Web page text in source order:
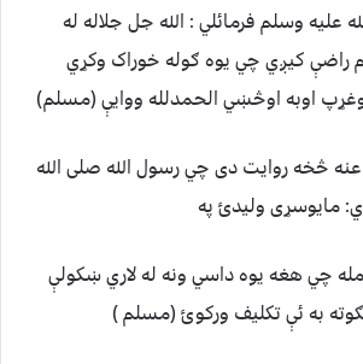
عليه وسلم فرمائلي : الله جل جلاله له
کيږي چي يوه ګوله خوراک وکړي
اوبه اوڅښي الحمدلله ووايې (مسلم)
عنه څخه روايت دی چي رسول الله صلی الله
مايوسړی وليدئ په
چي هغه يوه داسي ونه له لاري ښکولې
به ئې تکليف ورکوئ (مسلم )